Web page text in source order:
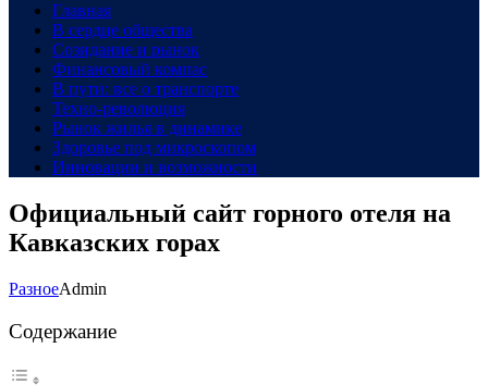
Главная
В сердце общества
Созидание и рынок
Финансовый компас
В пути: все о транспорте
Техно-революция
Рынок жилья в динамике
Здоровье под микроскопом
Инновации и возможности
Официальный сайт горного отеля на
Кавказских горах
РазноеAdmin
Содержание